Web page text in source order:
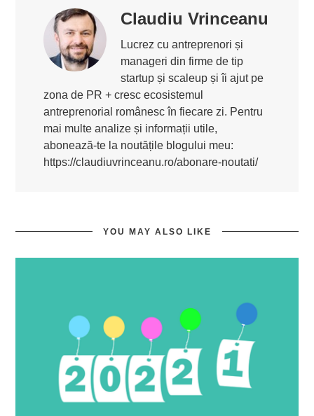
Claudiu Vrinceanu
Lucrez cu antreprenori și
manageri din firme de tip
startup și scaleup și îi ajut pe
zona de PR + cresc ecosistemul
antreprenorial românesc în fiecare zi. Pentru
mai multe analize și informații utile,
abonează-te la noutățile blogului meu:
https://claudiuvrinceanu.ro/abonare-noutati/
YOU MAY ALSO LIKE